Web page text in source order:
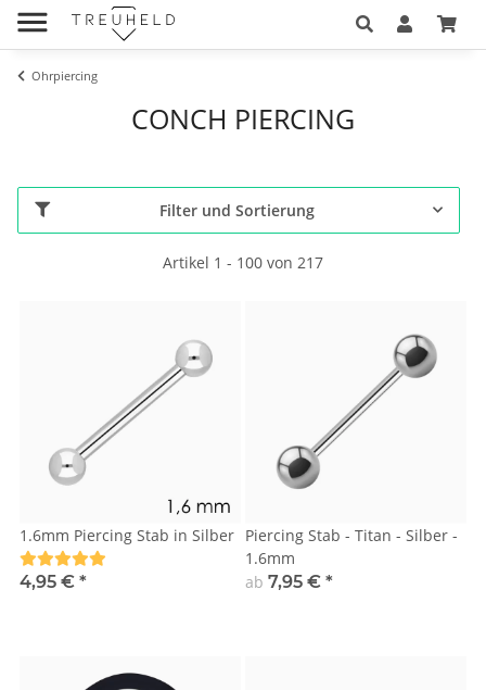
Ohrpiercing
CONCH PIERCING
Filter und Sortierung
Artikel 1 - 100 von 217
1.6mm Piercing Stab in Silber
4,95 € *
Piercing Stab - Titan - Silber -
1.6mm
ab 7,95 € *